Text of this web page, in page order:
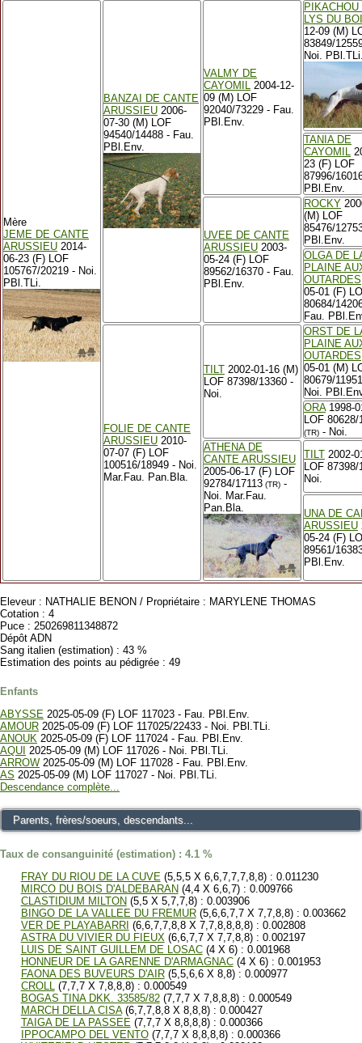
Mère
JEME DE CANTE
ARUSSIEU 2014-
06-23 (F) LOF
105767/20219 - Noi.
PBl.TLi.
BANZAI DE CANTE
ARUSSIEU 2006-
07-30 (M) LOF
94540/14488 - Fau.
PBl.Env.
VALMY DE
CAYOMIL 2004-12-
09 (M) LOF
92040/73229 - Fau.
PBl.Env.
PIKACHOU
LYS DU
12-09 (M)
83849/
Noi.
TANIA DE
CAYOMIL
23 (F) LOF
87996/
PBl.Env.
UVEE DE CANTE
ARUSSIEU 2003-
05-24 (F) LOF
89562/16370 - Fau.
PBl.Env.
ROCKY
(M) LOF
85476/
PBl.Env.
OLGA DE
PLAINE
OUTARDES
05-01 (F)
80684/
Fau.
FOLIE DE CANTE
ARUSSIEU 2010-
07-07 (F) LOF
100516/18949 - Noi.
Mar.Fau. Pan.Bla.
TILT 2002-01-16 (M)
LOF 87398/13360 -
Noi.
ORST DE
PLAINE
OUTARDES
05-01 (M)
80679/11951
Noi.
ORA1998-
LOF 80628/
(TR) - Noi.
ATHENA DE
CANTE ARUSSIEU
2005-06-17 (F) LOF
92784/17113 (TR) -
Noi. Mar.Fau.
Pan.Bla.
TILT 2002-
LOF 87398/
Noi.
UNA DE
ARUSSIEU
05-24 (F)
89561/
PBl.Env.
Eleveur : NATHALIE BENON / Propriétaire : MARYLENE THOMAS
Cotation : 4
Puce : 250269811348872
Dépôt ADN
Sang italien (estimation) : 43 %
Estimation des points au pédigrée : 49
Enfants
ABYSSE 2025-05-09 (F) LOF 117023 - Fau. PBl.Env.
AMOUR 2025-05-09 (F) LOF 117025/22433 - Noi. PBl.TLi.
ANOUK 2025-05-09 (F) LOF 117024 - Fau. PBl.Env.
AQUI 2025-05-09 (M) LOF 117026 - Noi. PBl.TLi.
ARROW 2025-05-09 (M) LOF 117028 - Fau. PBl.Env.
AS 2025-05-09 (M) LOF 117027 - Noi. PBl.TLi.
Descendance complète...
Parents, frères/soeurs, descendants...
Taux de consanguinité (estimation) : 4.1 %
FRAY DU RIOU DE LA CUVE(5,5,5 X 6,6,7,7,7,8,8) : 0.011230
MIRCO DU BOIS D'ALDEBARAN (4,4 X 6,6,7) : 0.009766
CLASTIDIUM MILTON (5,5 X 5,7,7,8) : 0.003906
BINGO DE LA VALLEE DU FREMUR(5,6,6,7,7 X 7,7,8,8) : 0.003662
VER DE PLAYABARRI (6,6,7,7,8,8 X 7,7,8,8,8,8) : 0.002808
ASTRA DU VIVIER DU FIEUX(6,6,7,7 X 7,7,8,8) : 0.002197
LUIS DE SAINT GUILLEM DE LOSAC(4 X 6) : 0.001968
HONNEUR DE LA GARENNE D'ARMAGNAC(4 X 6) : 0.001953
FAONA DES BUVEURS D'AIR(5,5,6,6 X 8,8) : 0.000977
CROLL(7,7,7 X 7,8,8,8) : 0.000549
BOGAS TINA DKK. 33585/82(7,7,7 X 7,8,8,8) : 0.000549
MARCH DELLA CISA(6,7,7,8,8 X 8,8,8) : 0.000427
TAIGA DE LA PASSEE(7,7,7 X 8,8,8,8) : 0.000366
IPPOCAMPO DEL VENTO(7,7,7 X 8,8,8,8) : 0.000366